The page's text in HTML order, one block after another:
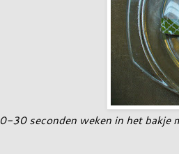
30 seconden weken in het